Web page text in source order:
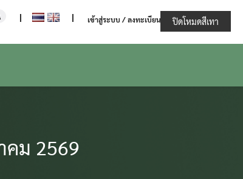
กษตรและสหกรณ์
Increase
| | เข้าสู่ระบบ / ลงทะเบียน
คม 2569
ปิดโหมดสีเทา